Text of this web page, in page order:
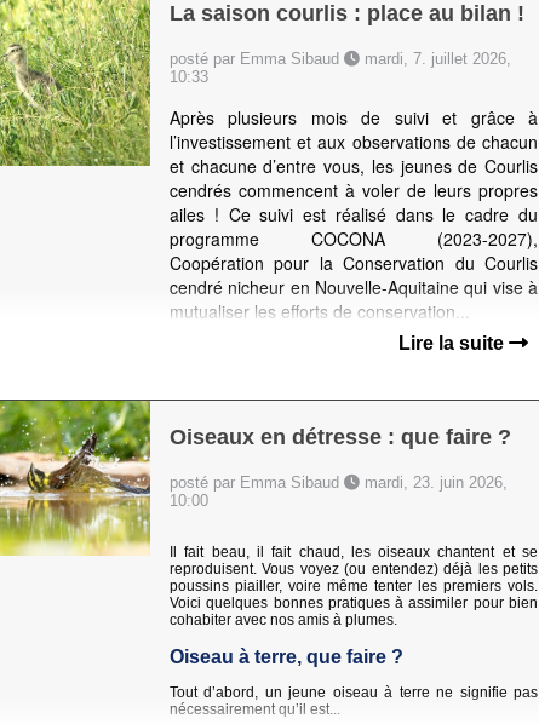
La saison courlis : place au bilan !
posté par Emma Sibaud
mardi, 7. juillet 2026,
10:33
Après plusieurs mois de suivi et grâce à
l’investissement et aux observations de chacun
et chacune d’entre vous, les jeunes de Courlis
cendrés commencent à voler de leurs propres
ailes ! Ce suivi est réalisé dans le cadre du
programme COCONA (2023-2027),
Coopération pour la Conservation du Courlis
cendré nicheur en Nouvelle-Aquitaine qui vise à
mutualiser les efforts de conservation...
Lire la suite
Oiseaux en détresse : que faire ?
posté par Emma Sibaud
mardi, 23. juin 2026,
10:00
Il fait beau, il fait chaud, les oiseaux chantent et se
reproduisent. Vous voyez (ou entendez) déjà les petits
poussins piailler, voire même tenter les premiers vols.
Voici quelques bonnes pratiques à assimiler pour bien
cohabiter avec nos amis à plumes.
Oiseau à terre, que faire ?
Tout d’abord, un jeune oiseau à terre ne signifie pas
nécessairement qu’il est...